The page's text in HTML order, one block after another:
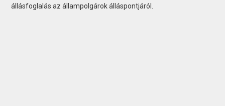
állásfoglalás az állampolgárok álláspontjáról.